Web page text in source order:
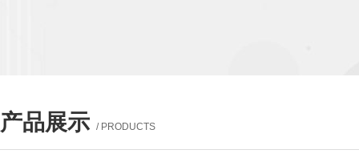
产品展示 / PRODUCTS